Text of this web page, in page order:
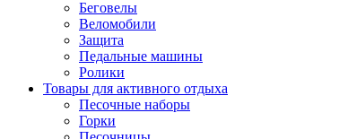
Беговелы
Веломобили
Защита
Педальные машины
Ролики
Товары для активного отдыха
Песочные наборы
Горки